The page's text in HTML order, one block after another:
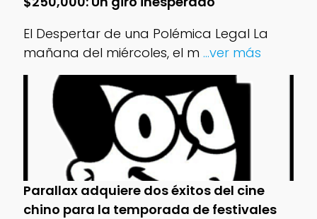
El Despertar de una Polémica Legal La
mañana del miércoles, el m ...ver más
Parallax adquiere dos éxitos del cine
chino para la temporada de festivales